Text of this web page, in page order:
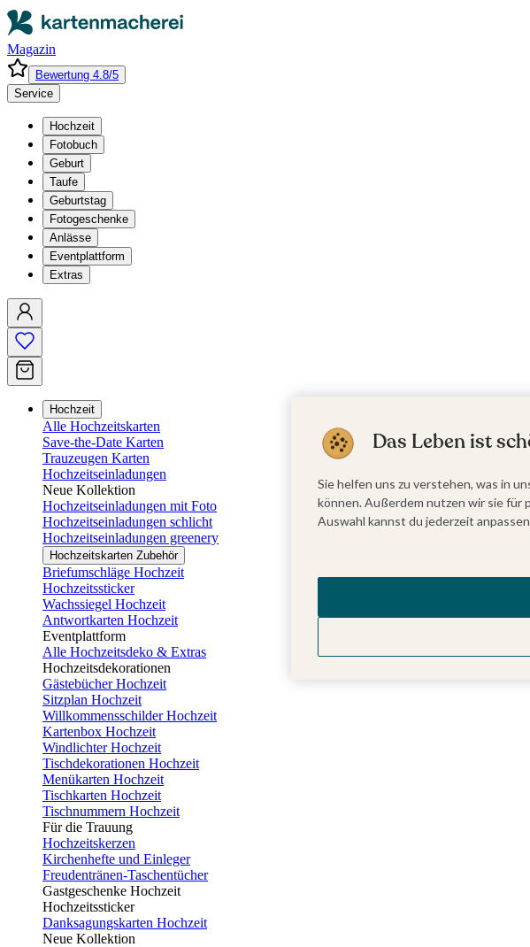
Magazin
Bewertung 4.8/5
Service
Hochzeit
Fotobuch
Geburt
Taufe
Geburtstag
Fotogeschenke
Anlässe
Eventplattform
Extras
Hochzeit
Alle Hochzeitskarten
Save-the-Date Karten
Trauzeugen Karten
Hochzeitseinladungen
Neue Kollektion
Hochzeitseinladungen mit Foto
Hochzeitseinladungen schlicht
Hochzeitseinladungen greenery
Hochzeitskarten Zubehör
Briefumschläge Hochzeit
Hochzeitssticker
Wachssiegel Hochzeit
Antwortkarten Hochzeit
Eventplattform
Alle Hochzeitsdeko & Extras
Hochzeitsdekorationen
Gästebücher Hochzeit
Sitzplan Hochzeit
Willkommensschilder Hochzeit
Kartenbox Hochzeit
Windlichter Hochzeit
Tischdekorationen Hochzeit
Menükarten Hochzeit
Tischkarten Hochzeit
Tischnummern Hochzeit
Für die Trauung
Hochzeitskerzen
Kirchenhefte und Einleger
Freudentränen-Taschentücher
Gastgeschenke Hochzeit
Hochzeitssticker
Danksagungskarten Hochzeit
Neue Kollektion
Das Leben ist
Sie helfen uns zu verstehen, was in
können. Außerdem nutzen wir sie für
Auswahl kannst du jederzeit